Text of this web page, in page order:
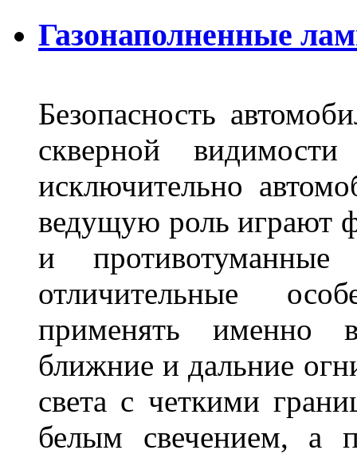
Газонаполненные
Безопасность
скверной видимости
исключительно
ведущую роль играют
и
отличительные
применять именно
ближние и дальние
света с четкими
белым свечением, а